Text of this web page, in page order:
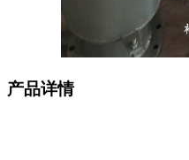
产品详情